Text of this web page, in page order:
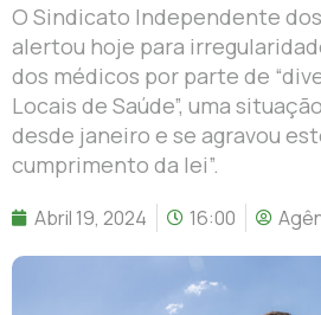
O Sindicato Independente
alertou hoje para
dos médicos por parte de
Locais de Saúde”, uma
desde janeiro e se agravou
cumprimento da lei”.
Abril 19, 2024 16:00